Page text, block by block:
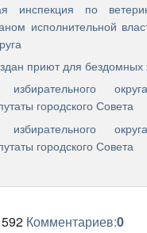
инспекция по
исполнительной
приют для бездомных
городского Совета
городского Совета
Комментариев:0